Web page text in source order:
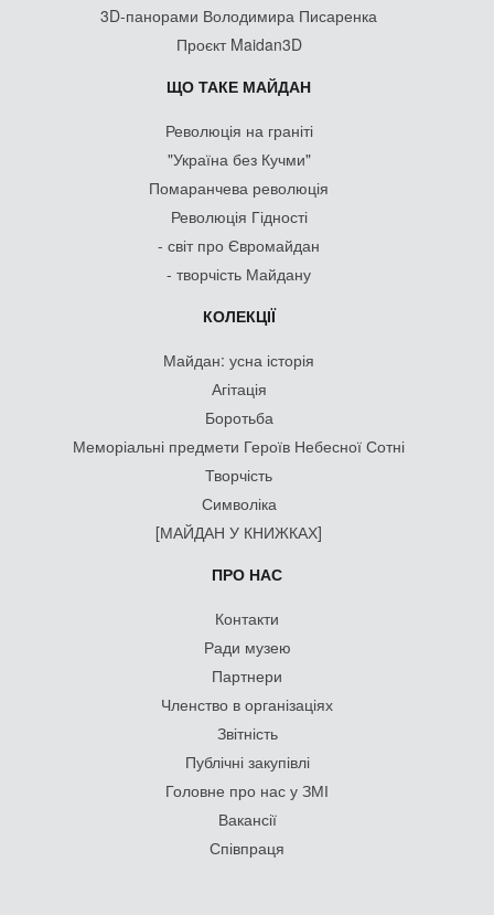
3D-панорами Володимира Писаренка
Проєкт Maidan3D
ЩО ТАКЕ МАЙДАН
Революція на граніті
"Україна без Кучми"
Помаранчева революція
Революція Гідності
- світ про Євромайдан
- творчість Майдану
КОЛЕКЦІЇ
Майдан: усна історія
Агітація
Боротьба
Меморіальні предмети Героїв Небесної Сотні
Творчість
Символіка
[МАЙДАН У КНИЖКАХ]
ПРО НАС
Контакти
Ради музею
Партнери
Членство в організаціях
Звітність
Публічні закупівлі
Головне про нас у ЗМІ
Вакансії
Співпраця